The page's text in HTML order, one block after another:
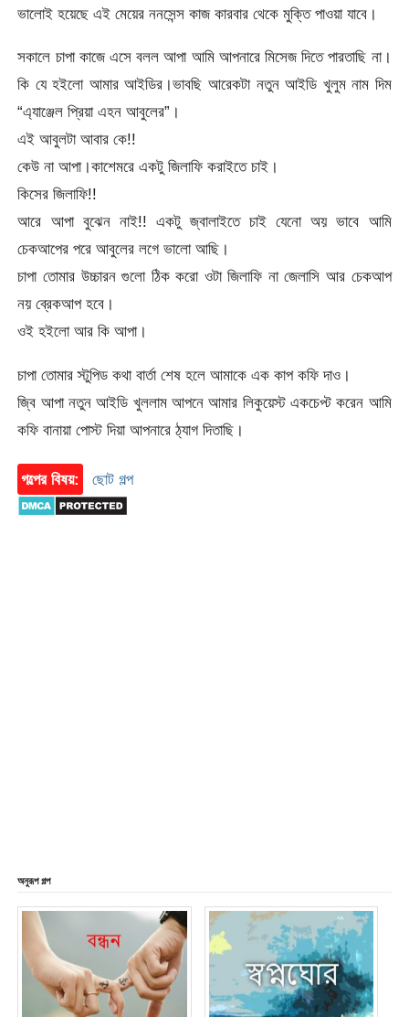
ভালোই হয়েছে এই মেয়ের ননসেন্স কাজ কারবার থেকে মুক্তি পাওয়া যাবে।
সকালে চাপা কাজে এসে বলল আপা আমি আপনারে মিসেজ দিতে পারতাছি না।
কি যে হইলো আমার আইডির।ভাবছি আরেকটা নতুন আইডি খুলুম নাম দিম
“এ্যাঞ্জেল প্রিয়া এহন আবুলের”।
এই আবুলটা আবার কে!!
কেউ না আপা।কাশেমরে একটু জিলাফি করাইতে চাই।
কিসের জিলাফি!!
আরে আপা বুঝেন নাই!! একটু জ্বালাইতে চাই যেনো অয় ভাবে আমি
চেকআপের পরে আবুলের লগে ভালো আছি।
চাপা তোমার উচ্চারন গুলো ঠিক করো ওটা জিলাফি না জেলাসি আর চেকআপ
নয় ব্রেকআপ হবে।
ওই হইলো আর কি আপা।
চাপা তোমার স্টুপিড কথা বার্তা শেষ হলে আমাকে এক কাপ কফি দাও।
জ্বি আপা নতুন আইডি খুললাম আপনে আমার লিকুয়েস্ট একচেপ্ট করেন আমি
কফি বানায়া পোস্ট দিয়া আপনারে ঠ্যাগ দিতাছি।
গল্পের বিষয়: ছোট গল্প
অনুরূপ গল্প